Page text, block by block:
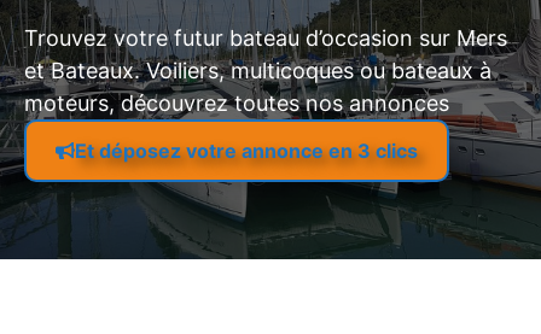
Trouvez votre futur bateau d’occasion sur Mers
et Bateaux. Voiliers, multicoques ou bateaux à
moteurs, découvrez toutes nos annonces
Et déposez votre annonce en 3 clics